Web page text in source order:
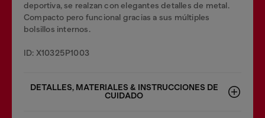
deportiva, se realzan con elegantes detalles de metal.
Compacto pero funcional gracias a sus múltiples
bolsillos internos.
ID: X10325P1003
DETALLES, MATERIALES & INSTRUCCIONES DE
CUIDADO